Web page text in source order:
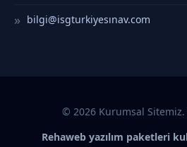
bilgi@isgturkiyesınav.com
© 2026 Kurumsal Sitemiz.
Rehaweb yazılım paketleri